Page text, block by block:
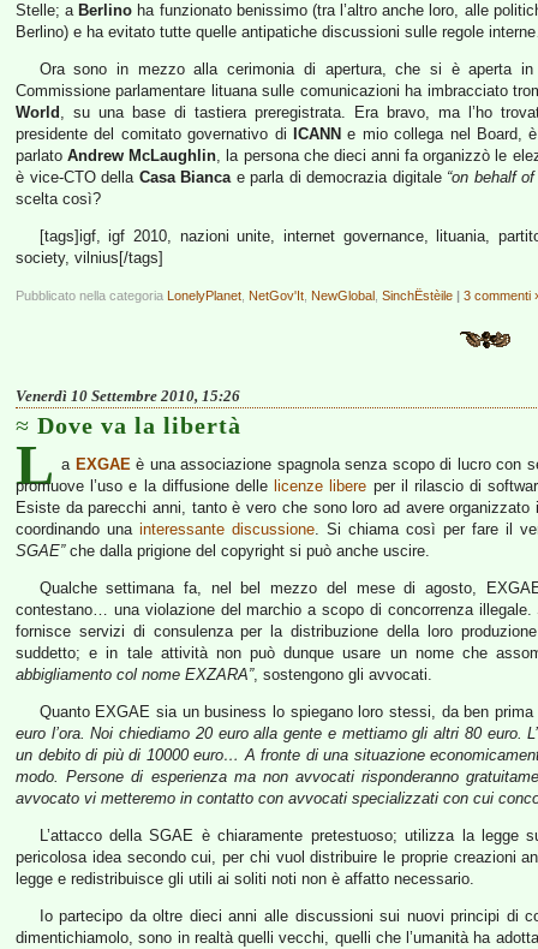
Stelle; a Berlino ha funzionato benissimo (tra l’altro anche loro, alle
Berlino) e ha evitato tutte quelle antipatiche discussioni sulle regole
Ora sono in mezzo alla cerimonia di apertura, che si è aperta in
Commissione parlamentare lituana sulle comunicazioni ha imbracciato
World , su una base di tastiera preregistrata. Era bravo, ma l’ho
presidente del comitato governativo di
ICANN e mio collega nel Board,
parlatoAndrew McLaughlin, la persona che dieci anni fa organizzò le
è vice-CTO della Casa Biancae parla di democrazia digitale “on behalf
scelta così?
[tags]igf, igf 2010, nazioni unite, internet governance, lituania,
society, vilnius[/tags]
Pubblicato nella categoria LonelyPlanet NetGov'It NewGlobal SinchËstèile | 3 commenti
Venerdì 10 Settembre 2010, 15:26
Dove va la libertà
L a EXGAEè una associazione spagnola senza scopo di lucro con
promuove l’uso e la diffusione delle licenze libere per il rilascio di
Esiste da parecchi anni, tanto è vero che sono loro ad avere
coordinando una interessante discussione. Si chiama così per fare il
SGAE”che dalla prigione del copyright si può anche uscire.
Qualche settimana fa, nel bel mezzo del mese di agosto,
contestano… una violazione del marchio a scopo di concorrenza
fornisce servizi di consulenza per la distribuzione della loro
suddetto; e in tale attività non può dunque usare un nome che
abbigliamento col nome EXZARA”, sostengono gli avvocati.
Quanto EXGAE sia un business lo spiegano loro stessi, da ben
euro l’ora. Noi chiediamo 20 euro alla gente e mettiamo gli altri 80 euro.
un debito di più di 10000 euro… A fronte di una situazione
modo. Persone di esperienza ma non avvocati risponderanno
avvocato vi metteremo in contatto con avvocati specializzati con cui
L’attacco della SGAE è chiaramente pretestuoso; utilizza la legge
pericolosa idea secondo cui, per chi vuol distribuire le proprie creazioni
legge e redistribuisce gli utili ai soliti noti non è affatto necessario.
Io partecipo da oltre dieci anni alle discussioni sui nuovi principi di
dimentichiamolo, sono in realtà quelli vecchi, quelli che l’umanità ha